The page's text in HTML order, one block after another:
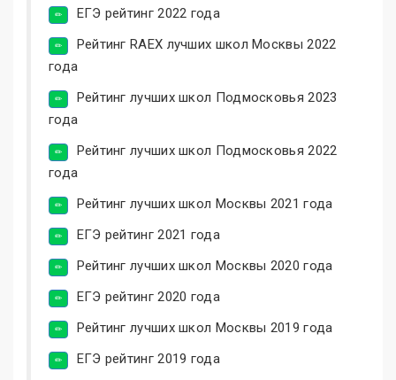
ЕГЭ рейтинг 2022 года
Рейтинг RAEX лучших школ Москвы 2022
года
Рейтинг лучших школ Подмосковья 2023
года
Рейтинг лучших школ Подмосковья 2022
года
Рейтинг лучших школ Москвы 2021 года
ЕГЭ рейтинг 2021 года
Рейтинг лучших школ Москвы 2020 года
ЕГЭ рейтинг 2020 года
Рейтинг лучших школ Москвы 2019 года
ЕГЭ рейтинг 2019 года